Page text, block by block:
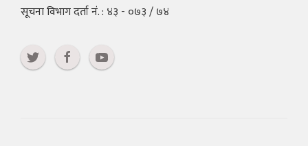
सूचना विभाग दर्ता नं. : ४३ - ०७३ / ७४